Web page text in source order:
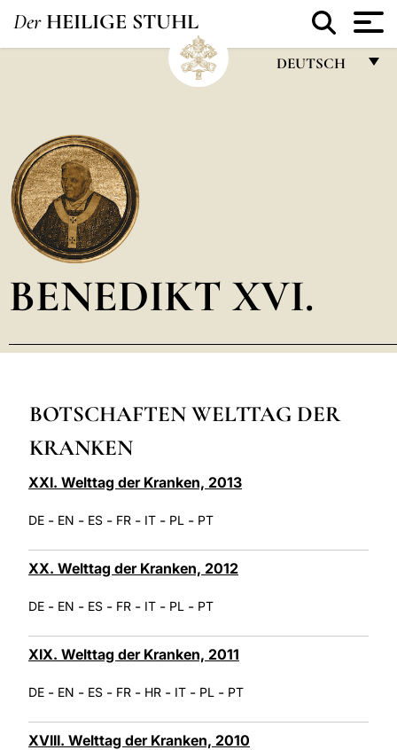
Der HEILIGE STUHL
DEUTSCH
POLSKI
العربيّة
LATINE
BENEDIKT XVI.
BOTSCHAFTEN WELTTAG DER
KRANKEN
XXI. Welttag der Kranken, 2013
DE - EN - ES - FR - IT - PL - PT
XX. Welttag der Kranken, 2012
DE - EN - ES - FR - IT - PL - PT
XIX. Welttag der Kranken, 2011
DE - EN - ES - FR - HR - IT - PL - PT
XVIII. Welttag der Kranken, 2010